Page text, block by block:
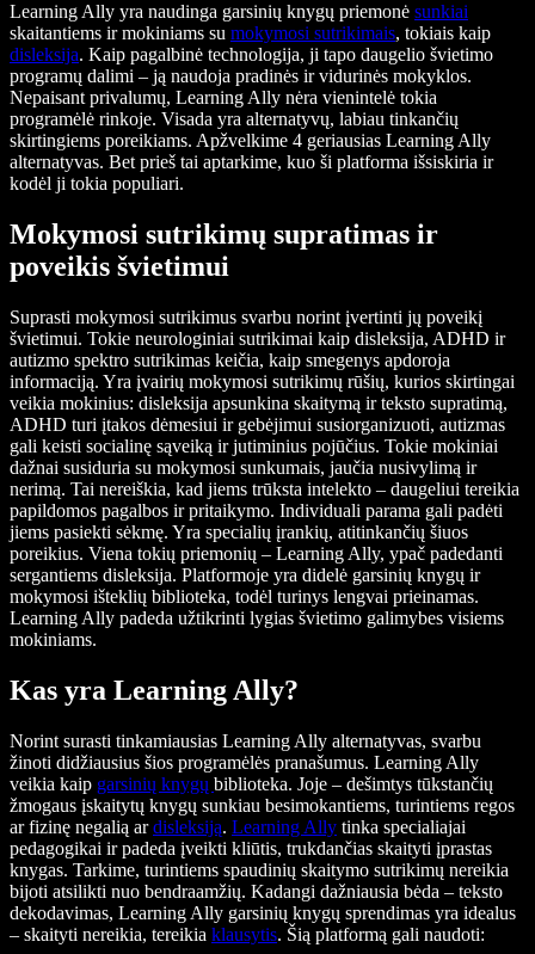
Learning Ally yra naudinga garsinių knygų priemonė sunkiai
skaitantiems ir mokiniams su mokymosi sutrikimais, tokiais kaip
disleksija. Kaip pagalbinė technologija, ji tapo daugelio švietimo
programų dalimi – ją naudoja pradinės ir vidurinės mokyklos.
Nepaisant privalumų, Learning Ally nėra vienintelė tokia
programėlė rinkoje. Visada yra alternatyvų, labiau tinkančių
skirtingiems poreikiams. Apžvelkime 4 geriausias Learning Ally
alternatyvas. Bet prieš tai aptarkime, kuo ši platforma išsiskiria ir
kodėl ji tokia populiari.
Mokymosi sutrikimų supratimas ir
poveikis švietimui
Suprasti mokymosi sutrikimus svarbu norint įvertinti jų poveikį
švietimui. Tokie neurologiniai sutrikimai kaip disleksija, ADHD ir
autizmo spektro sutrikimas keičia, kaip smegenys apdoroja
informaciją. Yra įvairių mokymosi sutrikimų rūšių, kurios skirtingai
veikia mokinius: disleksija apsunkina skaitymą ir teksto supratimą,
ADHD turi įtakos dėmesiui ir gebėjimui susiorganizuoti, autizmas
gali keisti socialinę sąveiką ir jutiminius pojūčius. Tokie mokiniai
dažnai susiduria su mokymosi sunkumais, jaučia nusivylimą ir
nerimą. Tai nereiškia, kad jiems trūksta intelekto – daugeliui tereikia
papildomos pagalbos ir pritaikymo. Individuali parama gali padėti
jiems pasiekti sėkmę. Yra specialių įrankių, atitinkančių šiuos
poreikius. Viena tokių priemonių – Learning Ally, ypač padedanti
sergantiems disleksija. Platformoje yra didelė garsinių knygų ir
mokymosi išteklių biblioteka, todėl turinys lengvai prieinamas.
Learning Ally padeda užtikrinti lygias švietimo galimybes visiems
mokiniams.
Kas yra Learning Ally?
Norint surasti tinkamiausias Learning Ally alternatyvas, svarbu
žinoti didžiausius šios programėlės pranašumus. Learning Ally
veikia kaip garsinių knygų biblioteka. Joje – dešimtys tūkstančių
žmogaus įskaitytų knygų sunkiau besimokantiems, turintiems regos
ar fizinę negalią ardisleksiją. Learning Ally tinka specialiajai
pedagogikai ir padeda įveikti kliūtis, trukdančias skaityti įprastas
knygas. Tarkime, turintiems spaudinių skaitymo sutrikimų nereikia
bijoti atsilikti nuo bendraamžių. Kadangi dažniausia bėda – teksto
dekodavimas, Learning Ally garsinių knygų sprendimas yra idealus
– skaityti nereikia, tereikia klausytis. Šią platformą gali naudoti: